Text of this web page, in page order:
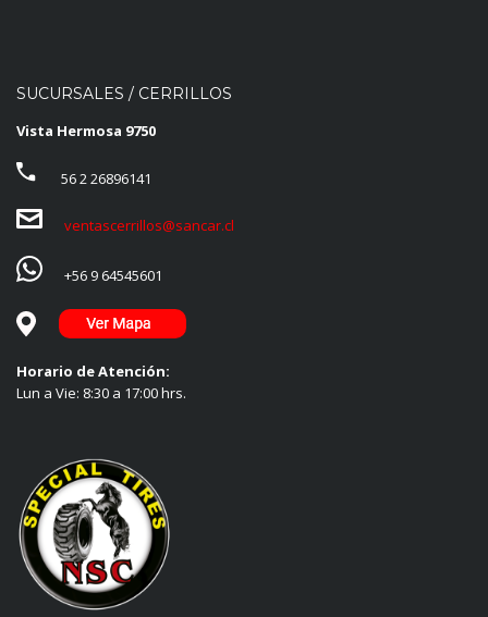
SUCURSALES / CERRILLOS
Vista Hermosa 9750
56 2 26896141
ventascerrillos@sancar.cl
+56 9 64545601
Horario de Atención:
Lun a Vie: 8:30 a 17:00 hrs.